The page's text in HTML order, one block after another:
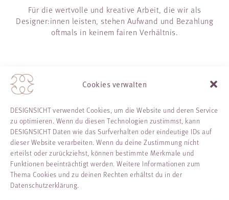
Cookies verwalten
DESIGNSICHT verwendet Cookies, um die Website und deren Service
zu optimieren. Wenn du diesen Technologien zustimmst, kann
DESIGNSICHT Daten wie das Surfverhalten oder eindeutige IDs auf
dieser Website verarbeiten. Wenn du deine Zustimmung nicht
erteilst oder zurückziehst, können bestimmte Merkmale und
Funktionen beeinträchtigt werden. Weitere Informationen zum
Thema Cookies und zu deinen Rechten erhältst du in der
Datenschutzerklärung.
Für die wertvolle und kreative Arbeit, die wir als
Designer:innen leisten, stehen Aufwand und Bezahlung
oftmals in keinem fairen Verhältnis.
Hohe Anforderungen, lange Arbeitszeiten und kaum Zeit
zur Erholung bringen sehr viele von uns an ihre Grenzen.
DieFolgenbemerken wir oftmals erst
dann,wenn es viel zu spät ist